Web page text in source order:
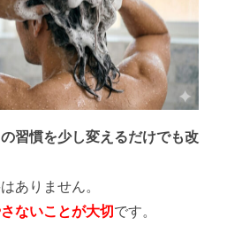
習慣を少し変えるだけでも改
ありません。
ないことが大切です。